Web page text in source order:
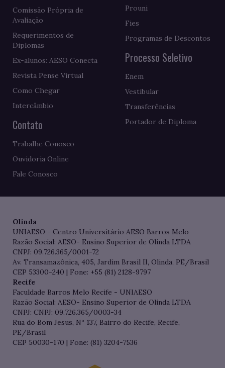
Comissão Própria de
Avaliação
Requerimentos de
Diplomas
Ex-alunos: AESO Conecta
Revista Pense Virtual
Como Chegar
Intercâmbio
Contato
Trabalhe Conosco
Ouvidoria Online
Fale Conosco
Prouni
Fies
Programas de Descontos
Processo Seletivo
Enem
Vestibular
Transferências
Portador de Diploma
Olinda
UNIAESO - Centro Universitário AESO Barros Melo
Razão Social: AESO- Ensino Superior de Olinda LTDA
CNPJ: 09.726.365/0001-72
Av. Transamazônica, 405, Jardim Brasil II, Olinda, PE/Brasil
CEP 53300-240 | Fone: +55 (81) 2128-9797
Recife
Faculdade Barros Melo Recife - UNIAESO
Razão Social: AESO- Ensino Superior de Olinda LTDA
CNPJ: CNPJ: 09.726.365/0003-34
Rua do Bom Jesus, Nº 137, Bairro do Recife, Recife,
PE/Brasil
CEP 50030-170 | Fone: (81) 3204-7536